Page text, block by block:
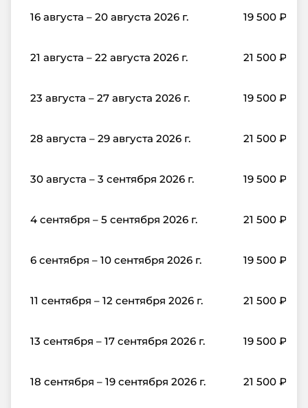
16 августа – 20 августа 2026 г. 19 500 ₽
21 августа – 22 августа 2026 г. 21 500 ₽
23 августа – 27 августа 2026 г. 19 500 ₽
28 августа – 29 августа 2026 г. 21 500 ₽
30 августа – 3 сентября 2026 г. 19 500 ₽
4 сентября – 5 сентября 2026 г. 21 500 ₽
6 сентября – 10 сентября 2026 г. 19 500 ₽
11 сентября – 12 сентября 2026 г. 21 500 ₽
13 сентября – 17 сентября 2026 г. 19 500 ₽
18 сентября – 19 сентября 2026 г. 21 500 ₽